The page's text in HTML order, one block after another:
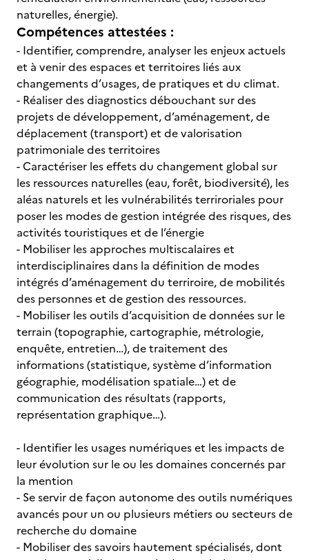
naturelles, énergie).
Compétences attestées :
- Identifier, comprendre, analyser les enjeux actuels
et à venir des espaces et territoires liés aux
changements d’usages, de pratiques et du climat.
- Réaliser des diagnostics débouchant sur des
projets de développement, d’aménagement, de
déplacement (transport) et de valorisation
patrimoniale des territoires
- Caractériser les effets du changement global sur
les ressources naturelles (eau, forêt, biodiversité), les
aléas naturels et les vulnérabilités terriroriales pour
poser les modes de gestion intégrée des risques, des
activités touristiques et de l’énergie
- Mobiliser les approches multiscalaires et
interdisciplinaires dans la définition de modes
intégrés d’aménagement du terriroire, de mobilités
des personnes et de gestion des ressources.
- Mobiliser les outils d’acquisition de données sur le
terrain (topographie, cartographie, métrologie,
enquête, entretien…), de traitement des
informations (statistique, système d’information
géographie, modélisation spatiale…) et de
communication des résultats (rapports,
représentation graphique…).
- Identifier les usages numériques et les impacts de
leur évolution sur le ou les domaines concernés par
la mention
- Se servir de façon autonome des outils numériques
avancés pour un ou plusieurs métiers ou secteurs de
recherche du domaine
- Mobiliser des savoirs hautement spécialisés, dont